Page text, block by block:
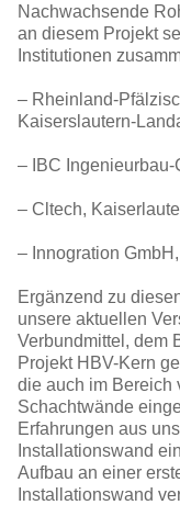
Nachwachsende
an diesem Projekt
Institutionen
– Rheinland-
Kaiserslautern-
– IBC
– Cltech,
– Innogration
Ergänzend zu
unsere aktuellen
Verbundmittel, dem
Projekt HBV-Kern
die auch im Bereich
Schachtwände
Erfahrungen aus
Installationswand
Aufbau an einer
Installationswand